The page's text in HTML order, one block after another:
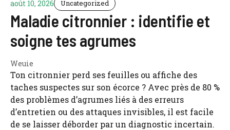
août 10, 2026 Uncategorized
Maladie citronnier : identifie et
soigne tes agrumes
Weuie
Ton citronnier perd ses feuilles ou affiche des
taches suspectes sur son écorce ? Avec près de 80 %
des problèmes d’agrumes liés à des erreurs
d’entretien ou des attaques invisibles, il est facile
de se laisser déborder par un diagnostic incertain.